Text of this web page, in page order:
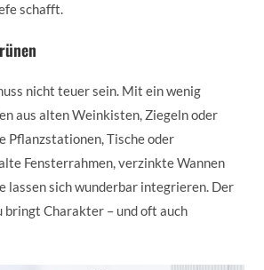
schafft.
nicht teuer sein. Mit ein wenig
aus alten Weinkisten, Ziegeln oder
Pflanzstationen, Tische oder
Fensterrahmen, verzinkte Wannen
lassen sich wunderbar integrieren. Der
bringt Charakter – und oft auch